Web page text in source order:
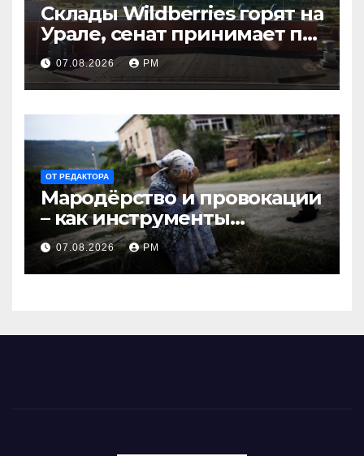
Склады Wildberries горят на
Урале, сенат принимает по
Грэму закон
07.08.2026 РМ
ОТ РЕДАКТОРА
Мародёрство и провокации
– как инструменты
современной политики
России
07.08.2026 РМ